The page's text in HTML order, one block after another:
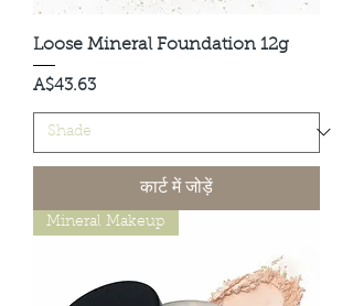
Loose Mineral Foundation 12g
मूल्य
A$43.63
कार्ट में जोड़ें
Mineral Makeup